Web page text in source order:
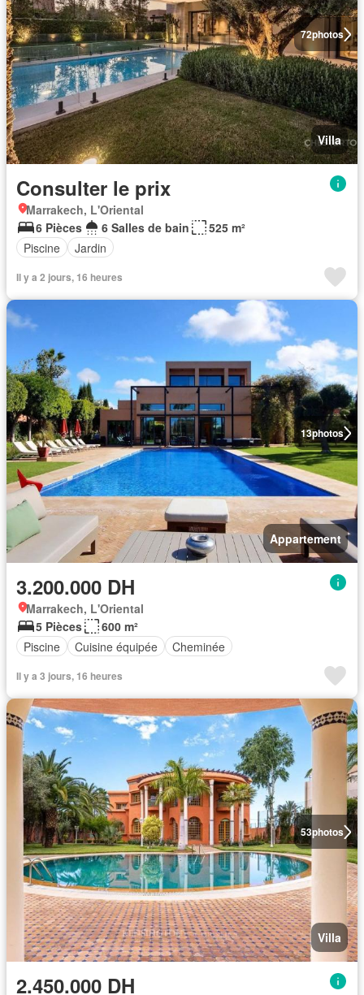
72photos
Villa
Consulter le prix
Marrakech, L'Oriental
6 Pièces
6 Salles de bain
525 m²
Piscine
Jardin
Il y a 2 jours, 16 heures
13photos
Appartement
3.200.000 DH
Marrakech, L'Oriental
5 Pièces
600 m²
Piscine
Cuisine équipée Cheminée
Il y a 3 jours, 16 heures
53photos
Villa
2.450.000 DH